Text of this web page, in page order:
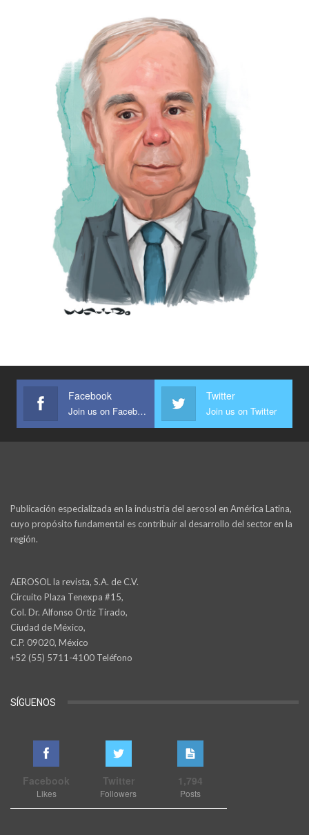
Facebook
Join us on Facebook
Twitter
Join us on Twitter
Publicación especializada en la industria del aerosol en América Latina,
cuyo propósito fundamental es contribuir al desarrollo del sector en la
región.
AEROSOL la revista, S.A. de C.V.
Circuito Plaza Tenexpa #15,
Col. Dr. Alfonso Ortiz Tirado,
Ciudad de México,
C.P. 09020, México
+52 (55) 5711-4100 Teléfono
SÍGUENOS
Facebook
Likes
Twitter
Followers
1,794
Posts